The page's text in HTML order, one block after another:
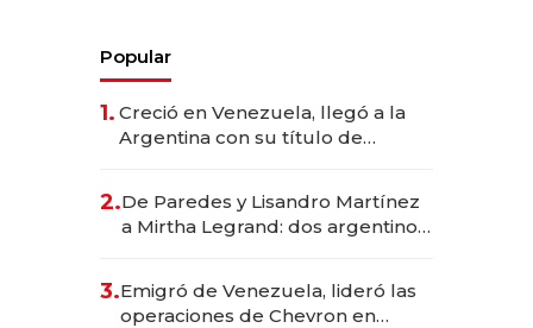
Popular
1. Creció en Venezuela, llegó a la
Argentina con su título de
las marcas "fast premium"
2.De Paredes y Lisandro Martínez
a Mirtha Legrand: dos argentinos
3.Emigró de Venezuela, lideró las
operaciones de Chevron en